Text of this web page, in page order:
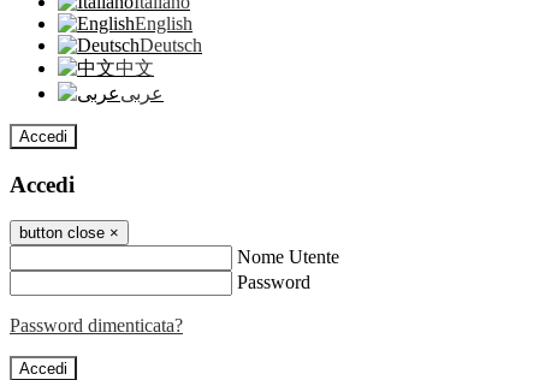
English
Deutsch
中文
عربى
Accedi
Accedi
button close ×
Nome Utente
Password
Password dimenticata?